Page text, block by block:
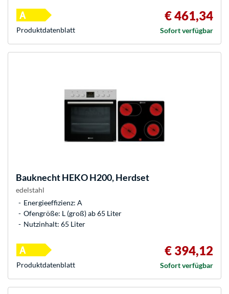
€ 461,34
Sofort verfügbar
Produkt­datenblatt
BauknechtHEKO H200, Herdset
edelstahl
Energieeffizienz: A
Ofengröße: L (groß) ab 65 Liter
Nutzinhalt: 65 Liter
€ 394,12
Sofort verfügbar
Produkt­datenblatt